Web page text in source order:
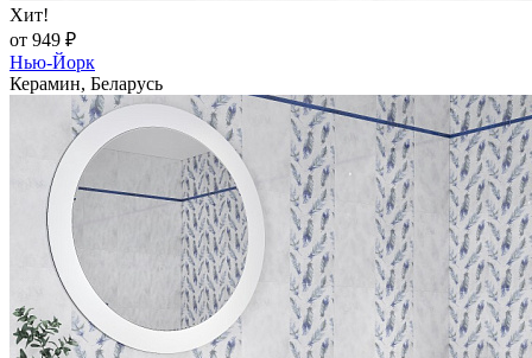
Хит!
от 949 ₽
Нью-Йорк
Керамин, Беларусь